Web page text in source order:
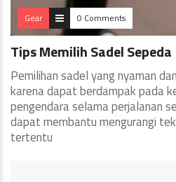
Gear 0 Comments
Tips Memilih Sadel Sepeda
Pemilihan sadel yang nyaman
karena dapat berdampak pada
pengendara selama perjalanan
dapat membantu mengurangi
tertentu